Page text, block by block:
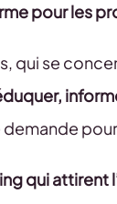
pour les
qui se
demande
qui attirent